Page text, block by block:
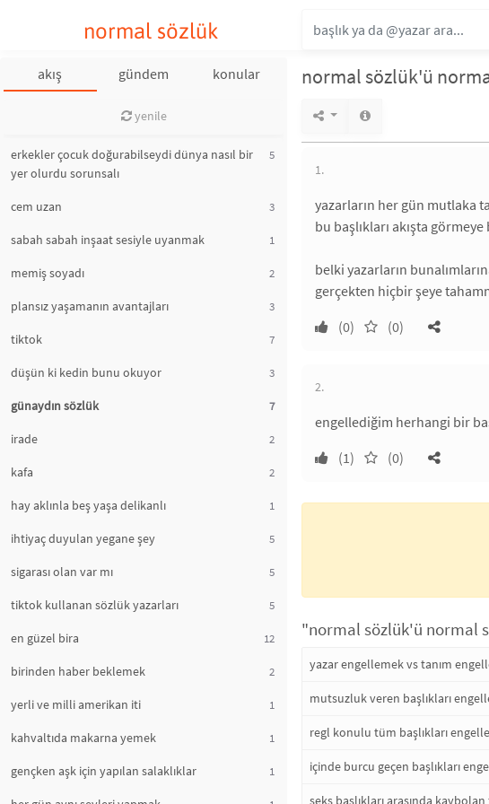
normal sözlük
akış gündem konular
yenile
erkekler çocuk doğurabilseydi dünya nasıl bir
yer olurdu sorunsalı
5
cem uzan 3
sabah sabah inşaat sesiyle uyanmak 1
memiş soyadı 2
plansız yaşamanın avantajları 3
tiktok 7
düşün ki kedin bunu okuyor 3
günaydın sözlük 7
irade 2
kafa 2
hay aklınla beş yaşa delikanlı 1
ihtiyaç duyulan yegane şey 5
sigarası olan var mı 5
tiktok kullanan sözlük yazarları 5
en güzel bira 12
birinden haber beklemek 2
yerli ve milli amerikan iti 1
kahvaltıda makarna yemek 1
gençken aşk için yapılan salaklıklar 1
normal sözlük'ü
1.
yazarların her gün mutlaka
bu başlıkları akışta
belki yazarların
gerçekten hiçbir şeye
(0)
(0)
2.
engellediğim herhangi bir
(1)
(0)
"normal sözlük'ü normal
yazar engellemek vs tanım
mutsuzluk veren başlıkları
regl konulu tüm başlıkları
içinde burcu geçen başlıkları
seks başlıkları arasında kaybolan